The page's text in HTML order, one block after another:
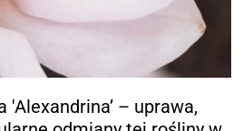
'Alexandrina’ – uprawa,